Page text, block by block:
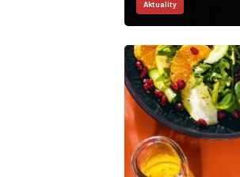
Aktuality